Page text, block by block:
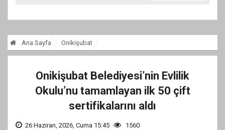
Ana Sayfa Onikişubat
Onikişubat Belediyesi’nin Evlilik
Okulu’nu tamamlayan ilk 50 çift
sertifikalarını aldı
26 Haziran, 2026, Cuma 15:45 1560